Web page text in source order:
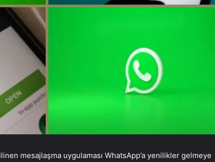
mesajlaşma uygulaması WhatsApp’a yenilikler gelmeye